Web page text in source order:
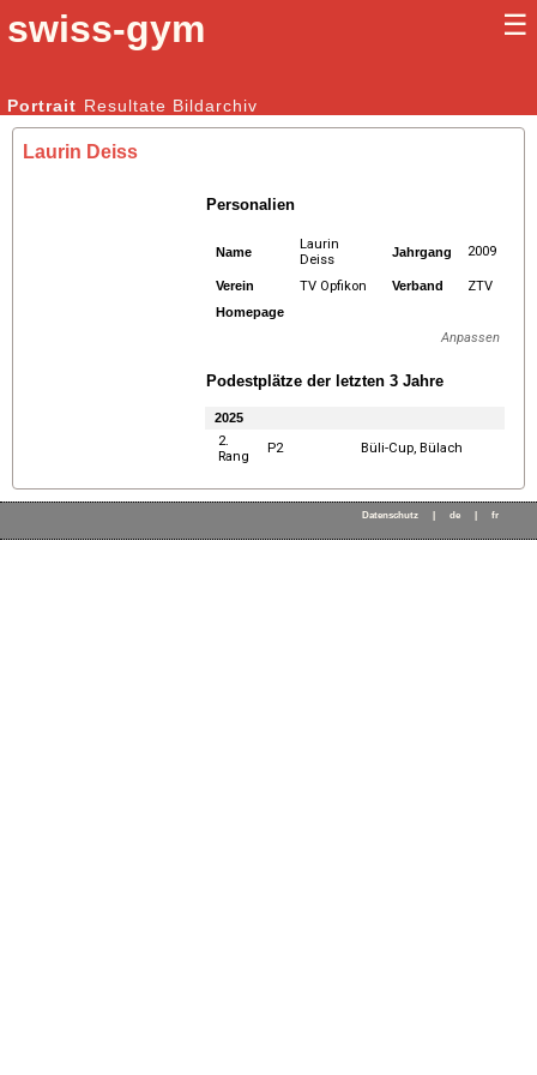
swiss-gym ☰
Kunstturnen Männer | Kunstturnen Frauen
Portrait Resultate Bildarchiv
Laurin Deiss
Personalien
Name
Laurin
Deiss
Jahrgang 2009
Verein TV Opfikon Verband ZTV
Homepage
Anpassen
Podestplätze der letzten 3 Jahre
2025
2.
Rang
P2 Büli-Cup, Bülach
Datenschutz de fr